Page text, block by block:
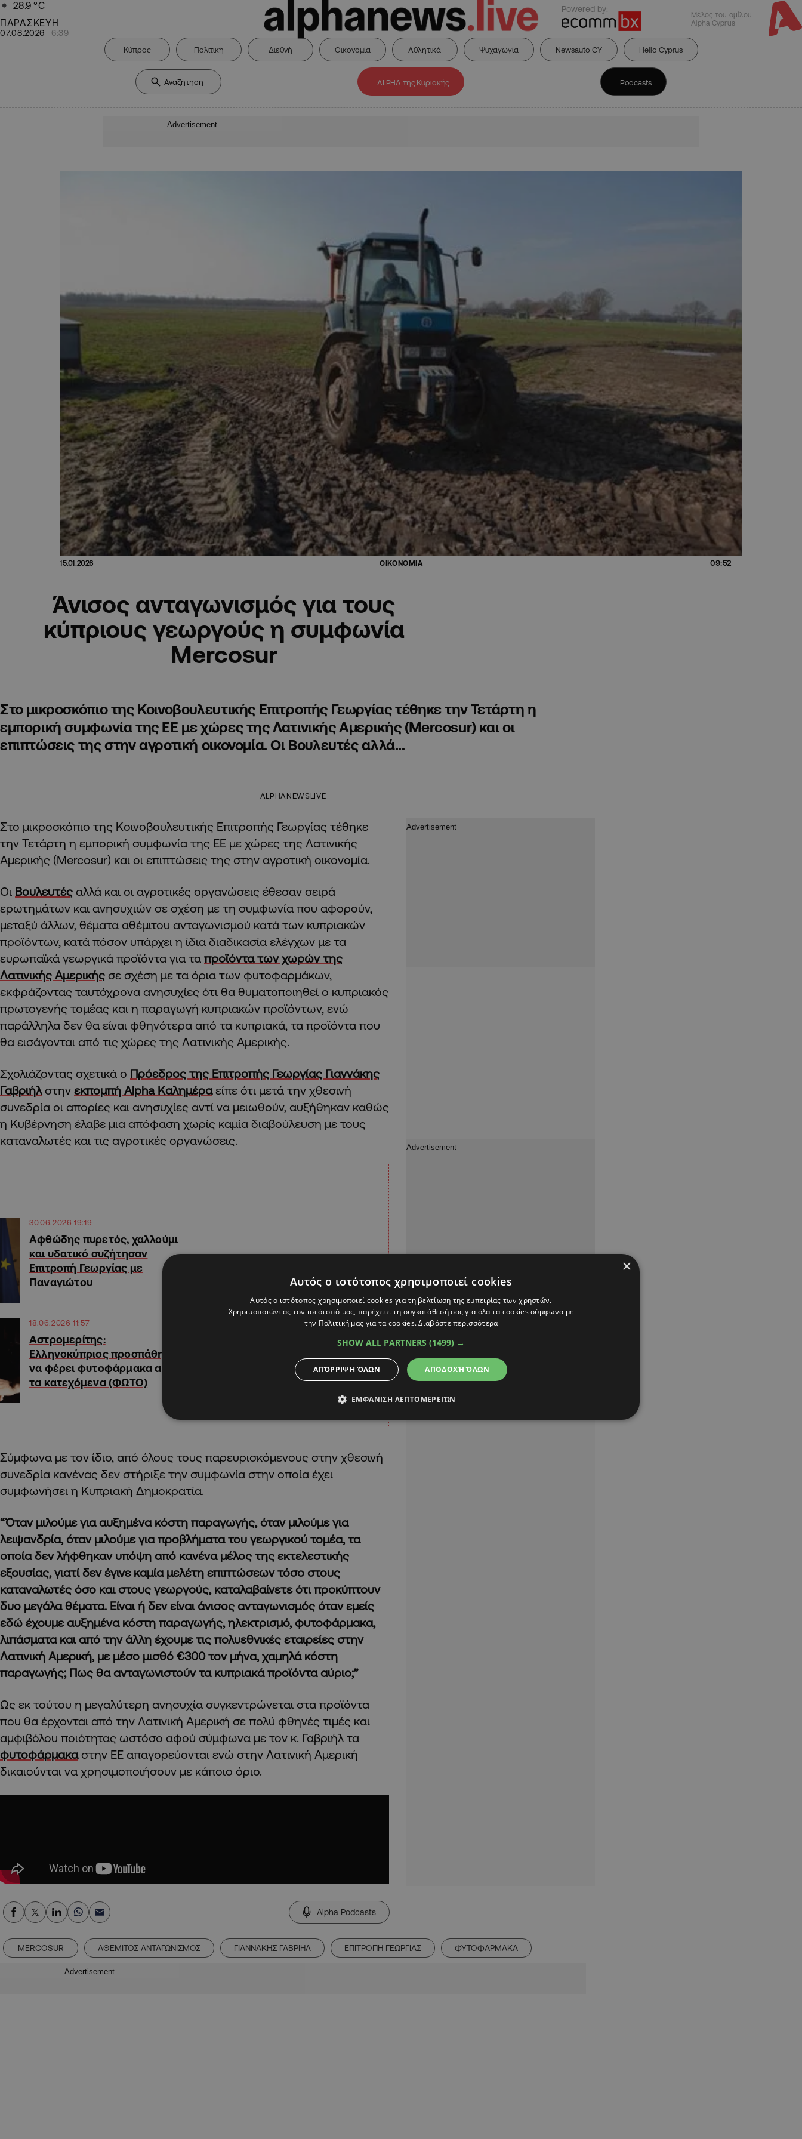
28.9 °C
ΠΑΡΑΣΚΕΥΗ
07.08.2026 6:39
Powered by:
Μέλος του ομίλου
Alpha Cyprus
Κύπρος Πολιτική Διεθνή Οικονομία Αθλητικά Ψυχαγωγία Newsauto CY Hello Cyprus
ALPHA της Κυριακής Podcasts
Advertisement
15.01.2026 ΟΙΚΟΝΟΜΙΑ 09:52
Άνισος ανταγωνισμός για τους
κύπριους γεωργούς η συμφωνία
Mercosur
Στο μικροσκόπιο της Κοινοβουλευτικής Επιτροπής Γεωργίας τέθηκε την Τετάρτη η
εμπορική συμφωνία της ΕΕ με χώρες της Λατινικής Αμερικής (Mercosur) και οι
επιπτώσεις της στην αγροτική οικονομία. Οι Βουλευτές αλλά...
ALPHANEWSLIVE
Στο μικροσκόπιο της Κοινοβουλευτικής Επιτροπής Γεωργίας τέθηκε
την Τετάρτη η εμπορική συμφωνία της ΕΕ με χώρες της Λατινικής
Αμερικής (Mercosur) και οι επιπτώσεις της στην αγροτική οικονομία.
Οι Βουλευτές αλλά και οι αγροτικές οργανώσεις έθεσαν σειρά
ερωτημάτων και ανησυχιών σε σχέση με τη συμφωνία που αφορούν,
μεταξύ άλλων, θέματα αθέμιτου ανταγωνισμού κατά των κυπριακών
προϊόντων, κατά πόσον υπάρχει η ίδια διαδικασία ελέγχων με τα
ευρωπαϊκά γεωργικά προϊόντα για τα προϊόντα των χωρών της
Λατινικής Αμερικής σε σχέση με τα όρια των φυτοφαρμάκων,
εκφράζοντας ταυτόχρονα ανησυχίες ότι θα θυματοποιηθεί ο κυπριακός
πρωτογενής τομέας και η παραγωγή κυπριακών προϊόντων, ενώ
παράλληλα δεν θα είναι φθηνότερα από τα κυπριακά, τα προϊόντα που
θα εισάγονται από τις χώρες της Λατινικής Αμερικής.
Σχολιάζοντας σχετικά ο Πρόεδρος της Επιτροπής Γεωργίας Γιαννάκης
Γαβριήλστην εκπομπή Alpha Καλημέραείπε ότι μετά την χθεσινή
συνεδρία οι απορίες και ανησυχίες αντί να μειωθούν, αυξήθηκαν καθώς
η Κυβέρνηση έλαβε μια απόφαση χωρίς καμία διαβούλευση με τους
καταναλωτές και τις αγροτικές οργανώσεις.
30.06.2026 19:19
Αφθώδης πυρετός, χαλλούμι
και υδατικό συζήτησαν
Επιτροπή Γεωργίας με
Παναγιώτου
18.06.2026 11:57
Αστρομερίτης:
Ελληνοκύπριος προσπάθησε
να φέρει φυτοφάρμακα από
τα κατεχόμενα (ΦΩΤΟ)
Σύμφωνα με τον ίδιο, από όλους τους παρευρισκόμενους στην χθεσινή
συνεδρία κανένας δεν στήριξε την συμφωνία στην οποία έχει
συμφωνήσει η Κυπριακή Δημοκρατία.
“Όταν μιλούμε για αυξημένα κόστη παραγωγής, όταν μιλούμε για
λειψανδρία, όταν μιλούμε για προβλήματα του γεωργικού τομέα, τα
οποία δεν λήφθηκαν υπόψη από κανένα μέλος της εκτελεστικής
εξουσίας, γιατί δεν έγινε καμία μελέτη επιπτώσεων τόσο στους
καταναλωτές όσο και στους γεωργούς, καταλαβαίνετε ότι προκύπτουν
δυο μεγάλα θέματα. Είναι ή δεν είναι άνισος ανταγωνισμός όταν εμείς
εδώ έχουμε αυξημένα κόστη παραγωγής, ηλεκτρισμό, φυτοφάρμακα,
λιπάσματα και από την άλλη έχουμε τις πολυεθνικές εταιρείες στην
Λατινική Αμερική, με μέσο μισθό €300 τον μήνα, χαμηλά κόστη
παραγωγής; Πως θα ανταγωνιστούν τα κυπριακά προϊόντα αύριο;”
Ως εκ τούτου η μεγαλύτερη ανησυχία συγκεντρώνεται στα προϊόντα
που θα έρχονται από την Λατινική Αμερική σε πολύ φθηνές τιμές και
αμφιβόλου ποιότητας ωστόσο αφού σύμφωνα με τον κ. Γαβριήλ τα
φυτοφάρμακαστην ΕΕ απαγορεύονται ενώ στην Λατινική Αμερική
δικαιούνται να χρησιμοποιήσουν με κάποιο όριο.
Alpha Podcasts
MERCOSUR ΑΘΕΜΙΤΟΣ ΑΝΤΑΓΩΝΙΣΜΟΣ ΓΙΑΝΝΑΚΗΣ ΓΑΒΡΙΗΛ ΕΠΙΤΡΟΠΗ ΓΕΩΡΓΙΑΣ ΦΥΤΟΦΑΡΜΑΚΑ
Advertisement
×
Αυτός ο ιστότοπος χρησιμοποιεί cookies
Αυτός ο ιστότοπος χρησιμοποιεί cookies για τη βελτίωση της εμπειρίας των χρηστών.
Χρησιμοποιώντας τον ιστότοπό μας, παρέχετε τη συγκατάθεσή σας για όλα τα cookies σύμφωνα με
την Πολιτική μας για τα cookies.Διαβάστε περισσότερα
SHOW ALL PARTNERS (1499) →
ΑΠΟΔΟΧΉ ΌΛΩΝ
ΑΠΌΡΡΙΨΗ ΌΛΩΝ
ΕΜΦΆΝΙΣΗ ΛΕΠΤΟΜΕΡΕΙΏΝ